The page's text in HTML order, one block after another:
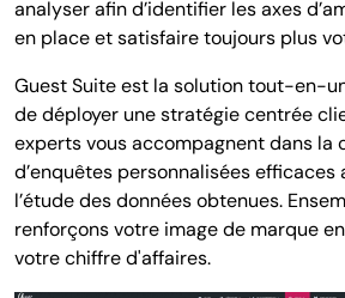
analyser afin d’identifier les axes
en place et satisfaire toujours plus
Guest Suite est la solution tout-en-
de déployer une stratégie centrée
experts vous accompagnent dans la
d’enquêtes personnalisées efficaces
l’étude des données obtenues.
renforçons votre image de marque
votre chiffre d'affaires.